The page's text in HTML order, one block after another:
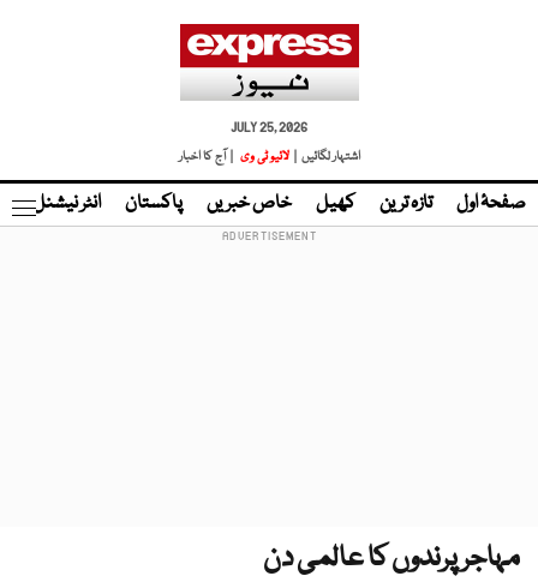
JULY 25, 2026
اشتہار لگائیں |
لائیو ٹی وی | آج کا اخبار
صفحۂ اول تازہ ترین کھیل خاص خبریں پاکستان انٹر نیشنل
مہاجر پرندوں کا عالمی دن